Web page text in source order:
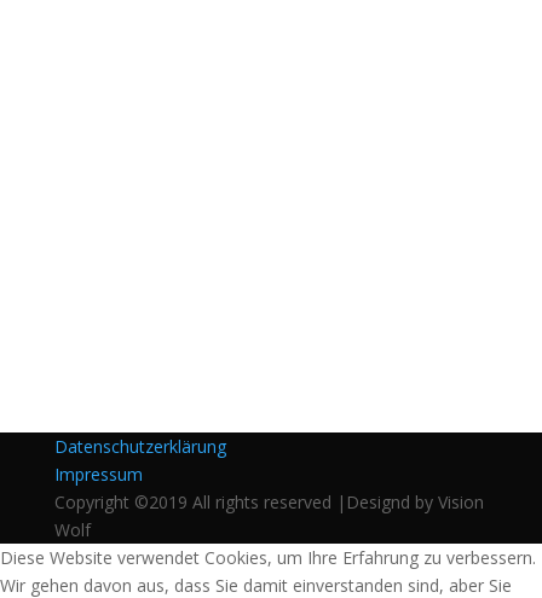
Datenschutzerklärung
Impressum
Copyright ©2019 All rights reserved |Designd by Vision
Wolf
Diese Website verwendet Cookies, um Ihre Erfahrung zu verbessern.
Wir gehen davon aus, dass Sie damit einverstanden sind, aber Sie